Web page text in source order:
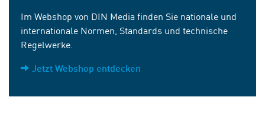
Im Webshop von DIN Media finden Sie nationale und
internationale Normen, Standards und technische
Regelwerke.
Jetzt Webshop entdecken